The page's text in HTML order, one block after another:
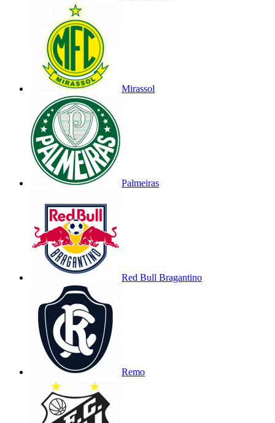
Mirassol
Palmeiras
Red Bull Bragantino
Remo